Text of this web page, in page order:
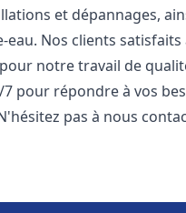
et dépannages,
eau. Nos clients satisfaits
notre travail de
pour répondre à vos
pas à nous